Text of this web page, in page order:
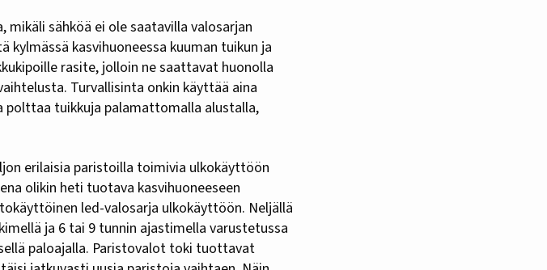
sähköä ei ole saatavilla valosarjan
kasvihuoneessa kuuman tuikun ja
rasite, jolloin ne saattavat huonolla
Turvallisinta onkin käyttää aina
tuikkuja palamattomalla alustalla,
erilaisia paristoilla toimivia ulkokäyttöön
olikin heti tuotava kasvihuoneeseen
led-valosarja ulkokäyttöön. Neljällä
ja 6 tai 9 tunnin ajastimella varustetussa
paloajalla. Paristovalot toki tuottavat